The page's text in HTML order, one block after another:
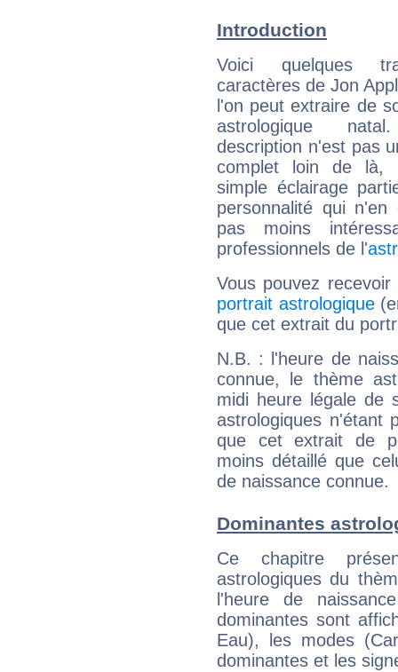
Introduction
Voici quelques
caractères de Jon
l'on peut extraire de
astrologique
description n'est pas
complet loin de là,
simple éclairage
personnalité qui n'en
pas moins
professionnels de l'
Vous pouvez
portrait astrologique
que cet extrait du
N.B. : l'heure de
connue, le thème
midi heure légale de
astrologiques n'étant
que cet extrait de
moins détaillé que
de naissance connue.
Dominantes
Ce chapitre
astrologiques du
l'heure de
dominantes sont
Eau), les modes
dominantes et les